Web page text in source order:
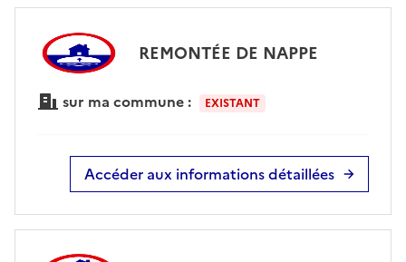
REMONTÉE DE NAPPE
sur ma commune : EXISTANT
Accéder aux informations détaillées